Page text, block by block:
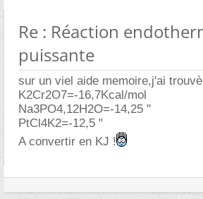
Re : Réaction
puissante
sur un viel aide memoire,j'ai
K2Cr2O7=-16,7Kcal/mol
Na3PO4,12H2O=-14,25 "
PtCl4K2=-12,5 "
A convertir en KJ !